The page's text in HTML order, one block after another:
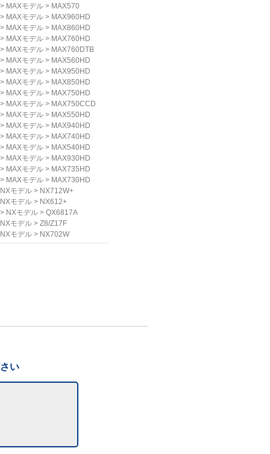
> MAXモデル > MAX570
> MAXモデル > MAX960HD
> MAXモデル > MAX860HD
> MAXモデル > MAX760HD
> MAXモデル > MAX760DTB
> MAXモデル > MAX560HD
> MAXモデル > MAX950HD
> MAXモデル > MAX850HD
> MAXモデル > MAX750HD
> MAXモデル > MAX750CCD
> MAXモデル > MAX550HD
> MAXモデル > MAX940HD
> MAXモデル > MAX740HD
> MAXモデル > MAX540HD
> MAXモデル > MAX930HD
> MAXモデル > MAX735HD
> MAXモデル > MAX730HD
NXモデル > NX712W+
NXモデル > NX612+
> NXモデル > QX6817A
NXモデル > Z8/Z17F
NXモデル > NX702W
い